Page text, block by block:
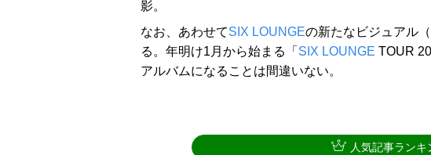
影。
なお、あわせてSIX LOUNGEの新たなビジュアル
る。年明け1月から始まる「 SIX LOUNGE TOUR
アルバムになることは間違いない。
人気記事ランキ